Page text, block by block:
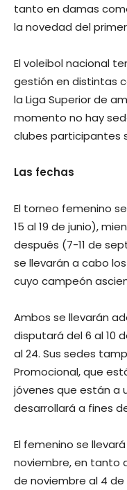
tanto en damas
la novedad del
El voleibol nacional
gestión en distintas
la Liga Superior de
momento no hay
clubes participantes
Las fechas
El torneo femenino
15 al 19 de junio),
después (7-11 de
se llevarán a cabo
cuyo campeón
Ambos se llevarán
disputará del 6 al 10
al 24. Sus sedes
Promocional, que
jóvenes que están a
desarrollará a fines
El femenino se
noviembre, en tanto
de noviembre al 4